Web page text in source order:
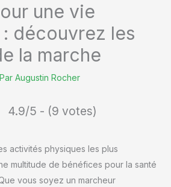
une vie
découvrez les
la marche
Augustin Rocher
4.9/5 - (9 votes)
activités physiques les plus
multitude de bénéfices pour la santé
vous soyez un marcheur